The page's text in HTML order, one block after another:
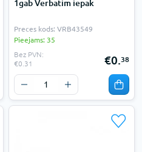
1gab Verbatim iepak
Preces kods: VRB43549
Pieejams: 35
Bez PVN:
€0.31
€0.38